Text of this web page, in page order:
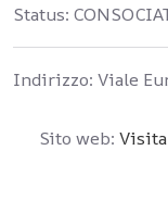
Status:
Indirizzo: Viale
Sito web: